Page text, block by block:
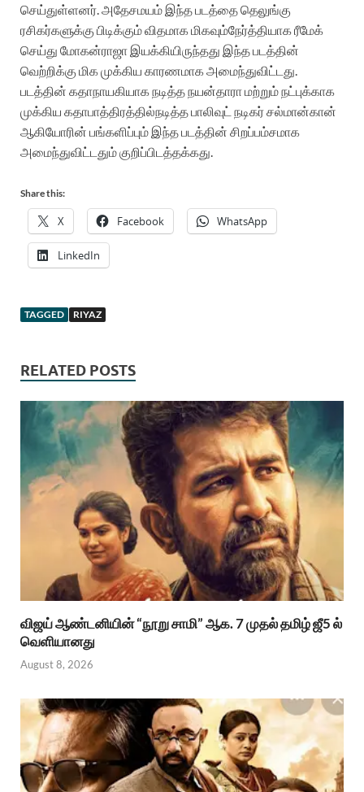
செய்துள்ளனர் அதேசமயம் இந்தபடத்தைதெலுங்கு
ரசிகர்களுக்கு பிடிக்கும்விதமாகமிகவும்நேர்த்தியாகரீமேக்
செய்து மோகன்ராஜா இயக்கியிருந்தது இந்தபடத்தின்
வெற்றிக்கு மிகமுக்கிய காரணமாகஅமைந்துவிட்டது
படத்தின் கதாநாயகியாகநடித்தநயன்தாராமற்றும்நட்புக்காக
முக்கிய கதாபாத்திரத்தில்நடித்தபாலிவுட் நடிகர்சல்மான்கான்
ஆகியோரின் பங்களிப்பும் இந்தபடத்தின் சிறப்பம்சமாக
அமைந்துவிட்டதும்குறிப்பிடத்தக்கது
Share this:
X Facebook WhatsApp
LinkedIn
TAGGED RIYAZ
RELATED POSTS
விஜய் ஆண்டனியின் “நூறு சாமி” ஆக. 7 முதல் தமிழ் ஜீ5 ல்
வெளியானது
August 8, 2026